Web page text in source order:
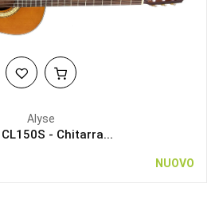
Alyse
- Chitarra...
NUOVO